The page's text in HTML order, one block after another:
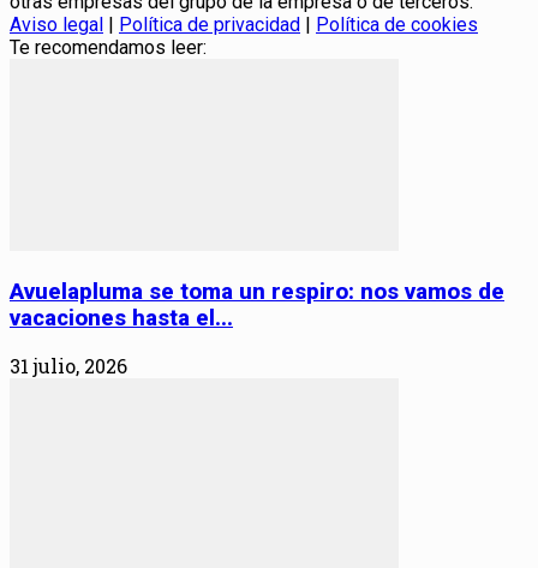
Aviso legal | Política de privacidad | Política de cookies
Te recomendamos leer:
Avuelapluma se toma un respiro: nos vamos de
vacaciones hasta el...
31 julio, 2026